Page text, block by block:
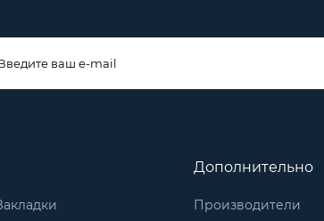
Дополнительно
Производители